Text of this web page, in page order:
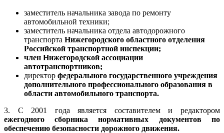
заместитель начальника завода по ремонту
автомобильной техники;
заместитель начальника отдела автодорожного
транспорта Нижегородского областного отделения
Российской транспортной инспекции;
член Нижегородской ассоциации
автотранспортников;
директор федерального государственного учреждения
дополнительного профессионального образования в
области автомобильного транспорта.
3. С 2001 года является составителем и редактором
ежегодного сборника нормативных документов по
обеспечению безопасности дорожного движения.